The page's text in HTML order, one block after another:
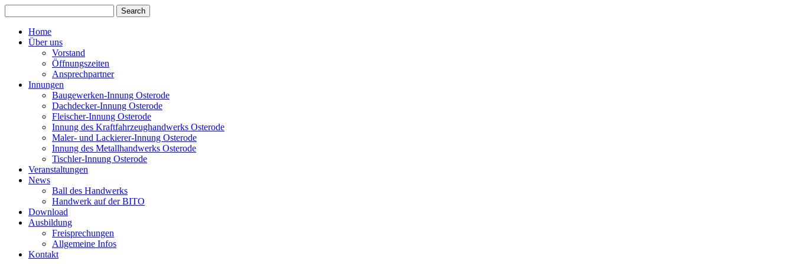
Home
Über uns
Vorstand
Öffnungszeiten
Ansprechpartner
Innungen
Baugewerken-Innung Osterode
Dachdecker-Innung Osterode
Fleischer-Innung Osterode
Innung des Kraftfahrzeughandwerks Osterode
Maler- und Lackierer-Innung Osterode
Innung des Metallhandwerks Osterode
Tischler-Innung Osterode
Veranstaltungen
News
Ball des Handwerks
Handwerk auf der BITO
Download
Ausbildung
Freisprechungen
Allgemeine Infos
Kontakt